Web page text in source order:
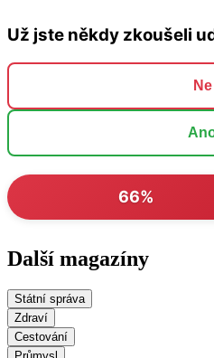
Už jste někdy zkoušeli
Ne
66%
Další magazíny
Státní správa
Zdraví
Cestování
Průmysl